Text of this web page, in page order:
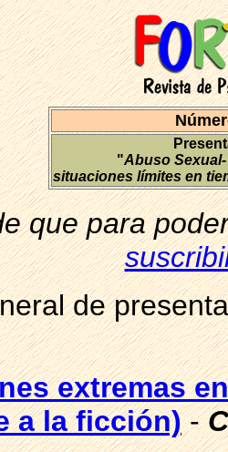
"Abuso
situaciones límites en
que para
de
extremas
a la ficción)-